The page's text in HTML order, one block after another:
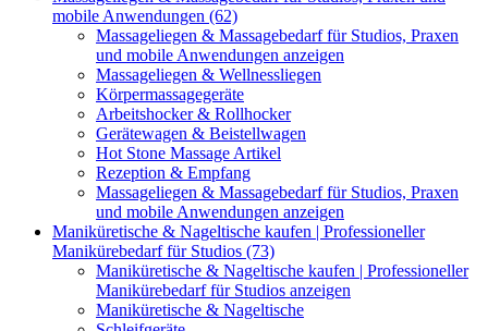
mobile Anwendungen (62)
Massageliegen & Massagebedarf für Studios, Praxen
und mobile Anwendungen anzeigen
Massageliegen & Wellnessliegen
Körpermassagegeräte
Arbeitshocker & Rollhocker
Gerätewagen & Beistellwagen
Hot Stone Massage Artikel
Rezeption & Empfang
Massageliegen & Massagebedarf für Studios, Praxen
und mobile Anwendungen anzeigen
Maniküretische & Nageltische kaufen | Professioneller
Manikürebedarf für Studios (73)
Maniküretische & Nageltische kaufen | Professioneller
Manikürebedarf für Studios anzeigen
Maniküretische & Nageltische